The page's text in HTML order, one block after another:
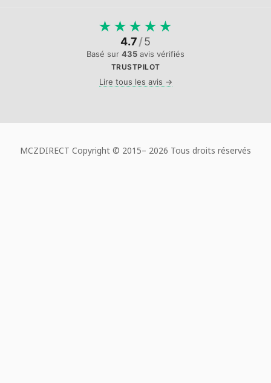
★ ★ ★ ★ ★
4.7/5
Basé sur 435 avis vérifiés
TRUSTPILOT
Lire tous les avis →
MCZDIRECT Copyright © 2015– 2026 Tous droits réservés